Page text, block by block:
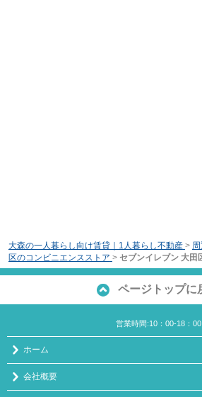
大森の一人暮らし向け賃貸｜1人暮らし不動産 >
区のコンビニエンスストア > セブンイレブン 大田
ページトップに
営業時間:10：00-18：00
ホーム
会社概要